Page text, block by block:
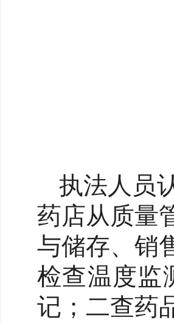
执法人员
药店从质量
与储存、销
检查温度监
记；二查药